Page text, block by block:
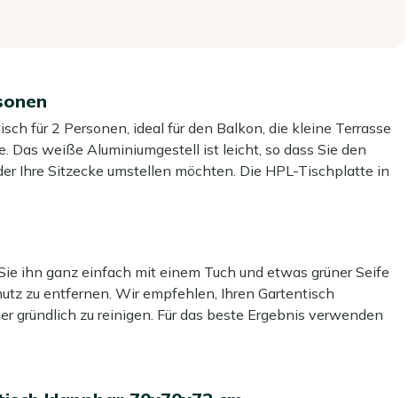
für 2 Personen, ideal für den Balkon, die kleine Terrasse
Das weiße Aluminiumgestell ist leicht, so dass Sie den
Ihre Sitzecke umstellen möchten. Die HPL-Tischplatte in
ein Abendessen zu zweit, ohne dass der Tisch die ganze
ihn einfach an die Wand oder in den Schuppen stellen –
ihn ganz einfach mit einem Tuch und etwas grüner Seife
zu entfernen. Wir empfehlen, Ihren Gartentisch
gründlich zu reinigen. Für das beste Ergebnis verwenden